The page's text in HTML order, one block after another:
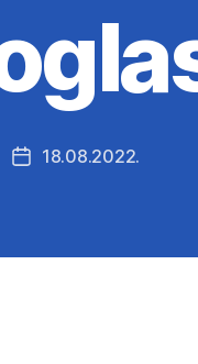
Datum
18.08.2022.